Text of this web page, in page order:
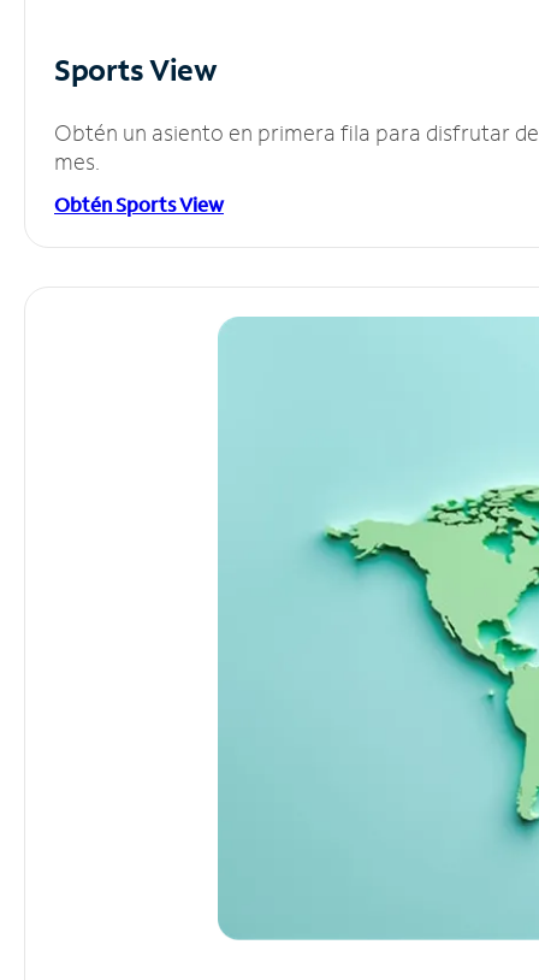
Sports View
Obtén un asiento en primera fila para disfrutar
mes.
Obtén Sports View